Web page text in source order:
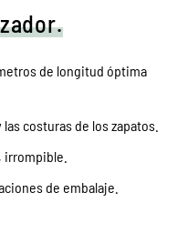
de longitud óptima
costuras de los zapatos.
irrompible.
de embalaje.